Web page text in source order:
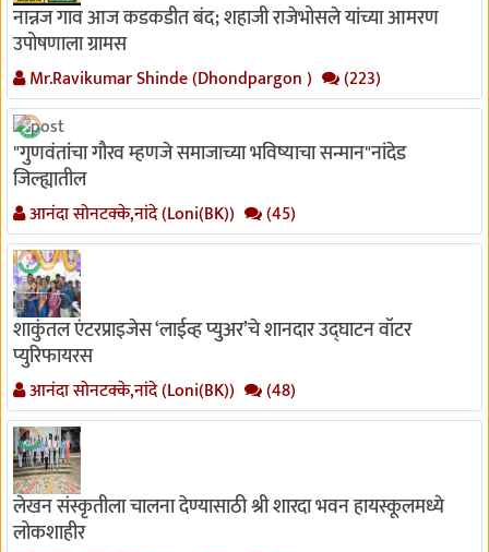
नान्नज गाव आज कडकडीत बंद; शहाजी राजेभोसले यांच्या आमरण
उपोषणाला ग्रामस
Mr.Ravikumar Shinde (Dhondpargon ) (223)
"गुणवंतांचा गौरव म्हणजे समाजाच्या भविष्याचा सन्मान"नांदेड
जिल्ह्यातील
आनंदा सोनटक्के,नांदे (Loni(BK)) (45)
शाकुंतल एंटरप्राइजेस ‘लाईव्ह प्युअर’चे शानदार उद्घाटन वॉटर
प्युरिफायरस
आनंदा सोनटक्के,नांदे (Loni(BK)) (48)
लेखन संस्कृतीला चालना देण्यासाठी श्री शारदा भवन हायस्कूलमध्ये
लोकशाहीर